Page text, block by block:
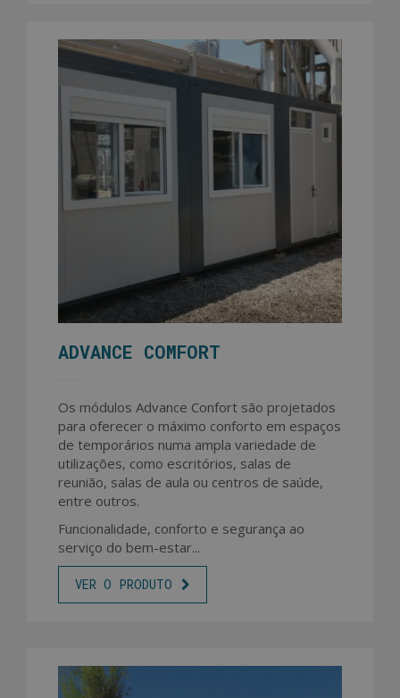
ADVANCE COMFORT
Os módulos Advance Confort são projetados
para oferecer o máximo conforto em espaços
de temporários numa ampla variedade de
utilizações, como escritórios, salas de
reunião, salas de aula ou centros de saúde,
entre outros.
Funcionalidade, conforto e segurança ao
serviço do bem-estar...
VER O PRODUTO